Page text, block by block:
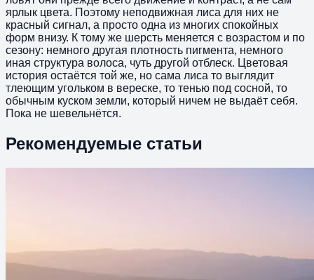
ярлык цвета. Поэтому неподвижная лиса для них не
красный сигнал, а просто одна из многих спокойных
форм внизу. К тому же шерсть меняется с возрастом и по
сезону: немного другая плотность пигмента, немного
иная структура волоса, чуть другой отблеск. Цветовая
история остаётся той же, но сама лиса то выглядит
тлеющим угольком в вереске, то тенью под сосной, то
обычным куском земли, который ничем не выдаёт себя.
Пока не шевельнётся.
Рекомендуемые статьи